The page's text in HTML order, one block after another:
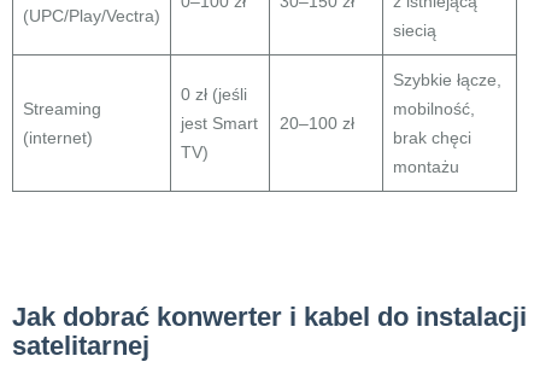
(UPC/Play/Vectra)
siecią
Streaming
(internet)
0 zł (jeśli
jest Smart
TV)
20–100 zł
Szybkie łącze,
mobilność,
brak chęci
montażu
Jak dobrać konwerter i kabel do instalacji
satelitarnej